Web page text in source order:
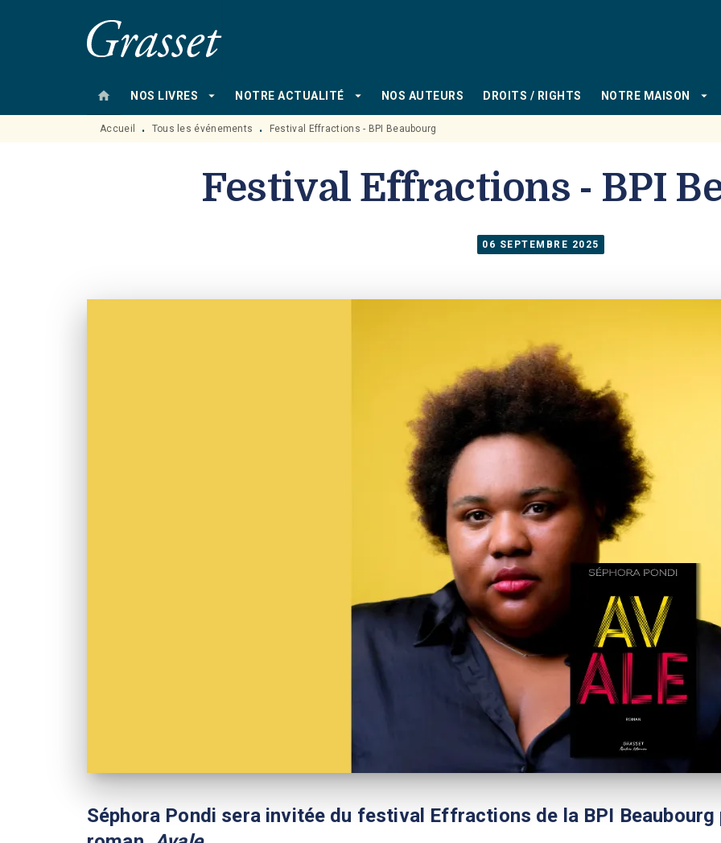
MENU RECHERCHE
home NOS LIVRES arrow_drop_down NOTRE ACTUALITÉ arrow_drop_down NOS AUTEURS DROITS / RIGHTS NOTRE MAISON arrow_drop_down
Accueil • Tous les événements • Festival Effractions - BPI Beaubourg
Festival Effractions - BPI
06 SEPTEMBRE 2025
Séphora Pondi sera invitée du festival Effractions de la BPI